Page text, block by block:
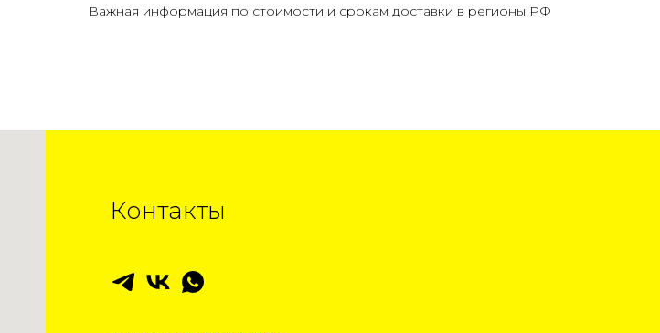
Важная информация по стоимости и срокам доставки в регионы РФ
Контакты